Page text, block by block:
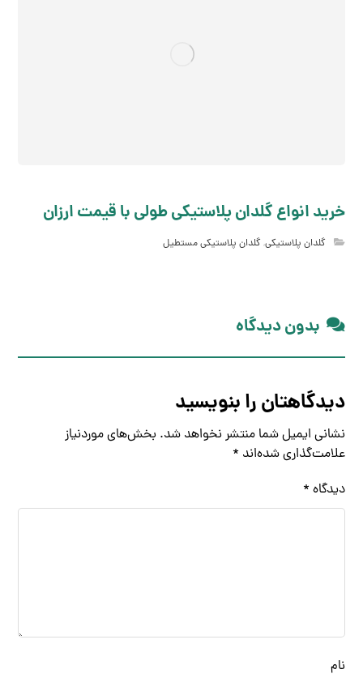
خرید انواع گلدان پلاستیکی طولی با قیمت ارزان
گلدان پلاستیکی,گلدان پلاستیکی مستطیل
بدون دیدگاه
دیدگاهتان را بنویسید
نشانی ایمیل شما منتشر نخواهد شد. بخش‌های موردنیاز
علامت‌گذاری شده‌اند *
دیدگاه *
نام